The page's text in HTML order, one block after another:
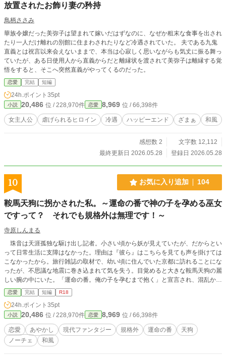
放置されたお飾り妻の矜持
鳥柄ささみ
華族令嬢だった美弥子は望まれて嫁いだはずなのに、なぜか粗末な食事を出され
たり一人だけ離れの別館に住まわされたりなど冷遇されていた。 夫である九鬼
直義とは祝言以来会えないままで、本当は心寂しく思いながらも気丈に振る舞っ
ていたが、ある日使用人から直義からだと離縁状を渡されて美弥子は離縁する覚
悟をすると、そこへ突然直義がやってくるのだった。
恋愛 完結 短編
24h.ポイント 35pt
小説 20,486 位 / 228,970件 恋愛 8,969 位 / 66,398件
女主人公 虐げられるヒロイン 冷遇 ハッピーエンド ざまぁ 和風
感想数 2
文字数 12,112
最終更新日 2026.05.28
登録日 2026.05.28
10 お気に入り追加 104
鞍馬天狗に拐かされた私。～運命の番で神の子を孕める巫女
ですって？ それでも規格外は無理です！～
寺原しんまる
珠音は天涯孤独な駆け出し記者。小さい頃から妖が見えていたが、だからとい
って日常生活に支障はなかった。理由は『彼ら』はこちらを見ても声を掛けては
こなかったから。旅行雑誌の取材で、幼い頃に住んでいた京都に訪れることにな
ったが、不思議な地震に巻き込まれて気を失う。目覚めると大きな鞍馬天狗の麗
しい腕の中にいた。「運命の番。俺の子を孕むまで抱く」と宣言され、混乱から
逃げ出してしまう。しかし「異界」に攫われた珠音には、元の世界に帰る術はな
い。鞍馬天狗に捕まえられ、激しく抱かれることになってしまうのだった。
恋愛 完結 短編 R18
24h.ポイント 35pt
小説 20,486 位 / 228,970件 恋愛 8,969 位 / 66,398件
恋愛 あやかし 現代ファンタジー 規格外 運命の番
天狗
ノーチェ
和風